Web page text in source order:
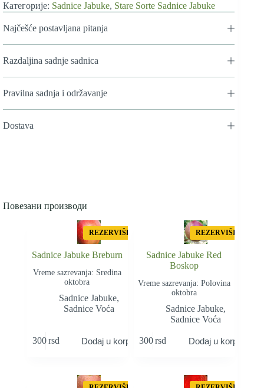
Категорије: Sadnice Jabuke, Stare Sorte Sadnice Jabuke
Najčešće postavljana pitanja
Razdaljina sadnje sadnica
Pravilna sadnja i održavanje
Dostava
Повезани производи
REZERVIŠI
Sadnice Jabuke Breburn
Vreme sazrevanja: Sredina
oktobra
Sadnice Jabuke,
Sadnice Voća
300rsd Dodaj u korpu
REZERVIŠI
Sadnice Jabuke Red
Boskop
Vreme sazrevanja: Polovina
oktobra
Sadnice Jabuke,
Sadnice Voća
300 rsd Dodaj u korpu